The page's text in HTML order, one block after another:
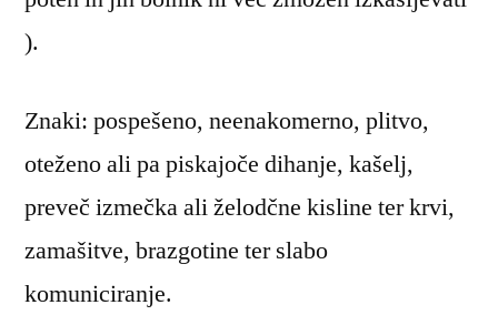
).
Znaki: pospešeno, neenakomerno, plitvo,
oteženo ali pa piskajoče dihanje, kašelj,
preveč izmečka ali želodčne kisline ter krvi,
zamašitve, brazgotine ter slabo
komuniciranje.